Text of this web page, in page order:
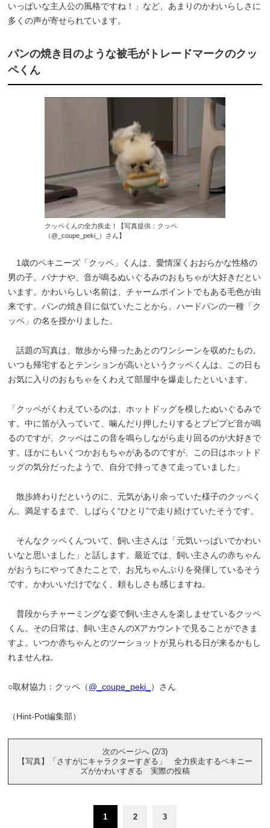
いっぱいな主人公の風格ですね！」など、あまりのかわいらしさに
多くの声が寄せられています。
パンの焼き目のような被毛がトレードマークのクッ
ペくん
クッペくんの全力疾走！【写真提供：クッペ
（@_coupe_peki_）さん】
1歳のペキニーズ「クッペ」くんは、愛情深くおおらかな性格の
男の子。バナナや、音が鳴るぬいぐるみのおもちゃが大好きだとい
います。かわいらしい名前は、チャームポイントでもある毛色が由
来です。パンの焼き目に似ていたことから、ハードパンの一種「ク
ッペ」の名を授かりました。
話題の写真は、散歩から帰ったあとのワンシーンを収めたもの。
いつも帰宅するとテンションが高いというクッペくんは、この日も
お気に入りのおもちゃをくわえて部屋中を爆走したといいます。
「クッペがくわえているのは、ホットドッグを模したぬいぐるみで
す。中に笛が入っていて、噛んだり押したりするとプピプピ音が鳴
るのですが、クッペはこの音を鳴らしながら走り回るのが大好きで
す。ほかにもいくつかおもちゃがあるのですが、この日はホットド
ッグの気分だったようで、自分で持ってきて走っていました」
散歩終わりだというのに、元気があり余っていた様子のクッペく
ん。満足するまで、しばらく“ひとり”で走り続けていたそうです。
そんなクッペくんついて、飼い主さんは「元気いっぱいでかわい
いなと思いました」と話します。最近では、飼い主さんの赤ちゃん
がおうちにやってきたことで、お兄ちゃんぶりを発揮しているそう
です。かわいいだけでなく、頼もしさも感じますね。
普段からチャーミングな姿で飼い主さんを楽しませているクッペ
くん。その日常は、飼い主さんのXアカウントで見ることができま
すよ。いつか赤ちゃんとのツーショットが見られる日が来るかもし
れませんね。
○取材協力：クッペ（@_coupe_peki_ ）さん
（Hint-Pot編集部）
次のページへ (2/3)
【写真】「さすがにキャラクターすぎる」 全力疾走するペキニー
ズがかわいすぎる 実際の投稿
1 2 3